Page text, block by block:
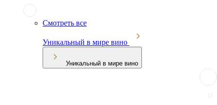
Смотреть все
Уникальный в мире вино
Уникальный в мире вино